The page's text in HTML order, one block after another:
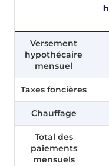
Versement
hypothécaire
mensuel
Taxes foncières
Chauffage
Total des
paiements
mensuels